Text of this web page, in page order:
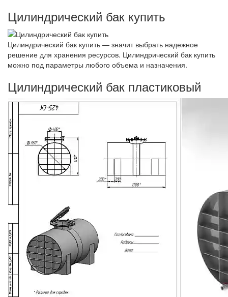
Цилиндрический бак купить
Цилиндрический бак купить — значит выбрать надежное
решение для хранения ресурсов. Цилиндрический бак купить
можно под параметры любого объема и назначения.
Цилиндрический бак пластиковый